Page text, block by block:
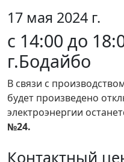
17 мая 2024 г.
с 14:00 до
г.Бодайбо
В связи с
будет произведено
электроэнергии
№24.
Контактный